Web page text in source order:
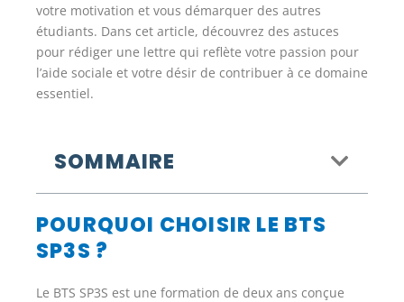
votre motivation et vous démarquer des autres
étudiants. Dans cet article, découvrez des astuces
pour rédiger une lettre qui reflète votre passion pour
l’aide sociale et votre désir de contribuer à ce domaine
essentiel.
SOMMAIRE
POURQUOI CHOISIR LE BTS
SP3S ?
Le BTS SP3S est une formation de deux ans conçue